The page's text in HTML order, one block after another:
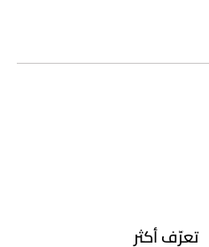
تعرّف أكثر